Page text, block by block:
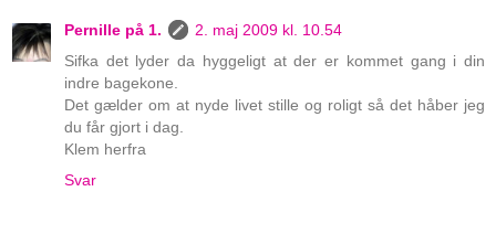
Pernille på 1.
2. maj 2009 kl. 10.54
Sifka det lyder da hyggeligt at der er kommet gang i din
indre bagekone.
Det gælder om at nyde livet stille og roligt så det håber jeg
du får gjort i dag.
Klem herfra
Svar